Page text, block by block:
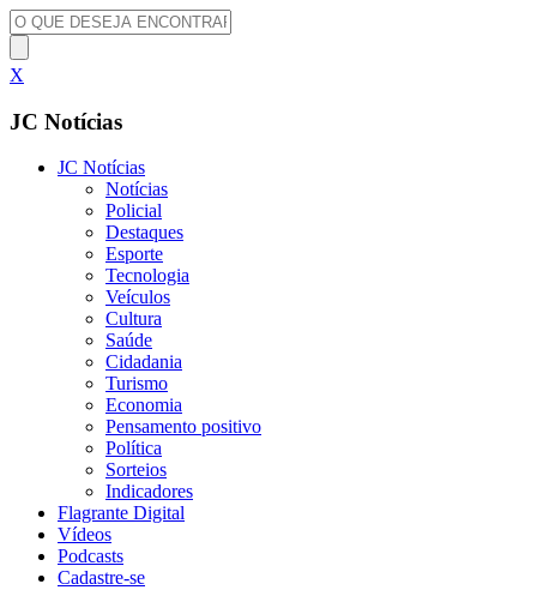
X
JC Notícias
JC Notícias
Notícias
Policial
Destaques
Esporte
Tecnologia
Veículos
Cultura
Saúde
Cidadania
Turismo
Economia
Pensamento positivo
Política
Sorteios
Indicadores
Flagrante Digital
Vídeos
Podcasts
Cadastre-se